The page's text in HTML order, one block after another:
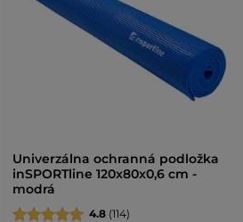
Univerzálna ochranná podložka
inSPORTline 120x80x0,6 cm -
modrá
4.8(114)